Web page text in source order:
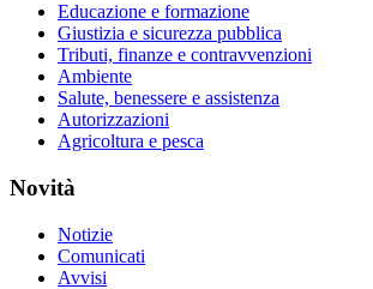
Educazione e formazione
Giustizia e sicurezza pubblica
Tributi, finanze e contravvenzioni
Ambiente
Salute, benessere e assistenza
Autorizzazioni
Agricoltura e pesca
Novità
Notizie
Comunicati
Avvisi